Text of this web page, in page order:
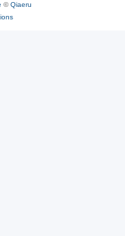
©Qiaeru